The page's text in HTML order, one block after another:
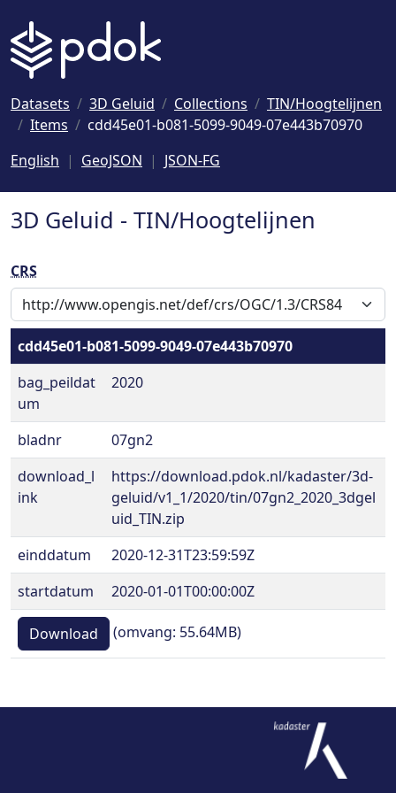
Datasets 3D Geluid Collections
TIN/Hoogtelijnen
Items
cdd45e01-b081-5099-9049-07e443b70970
English
GeoJSON JSON-FG
3D Geluid - TIN/Hoogtelijnen
CRS
cdd45e01-b081-5099-9049-07e443b70970
bag_peildat
um
2020
bladnr
07gn2
download_l
ink
https://download.pdok.nl/kadaster/3d-
geluid/v1_1/2020/tin/07gn2_2020_3dgel
uid_TIN.zip
einddatum
2020-12-31T23:59:59Z
startdatum
2020-01-01T00:00:00Z
Download (omvang: 55.64MB)